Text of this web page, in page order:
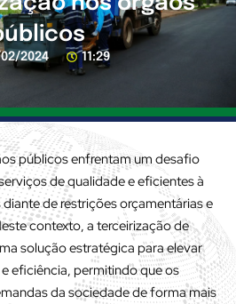
2024 11:29
públicos enfrentam um desafio
de qualidade e eficientes à
de restrições orçamentárias e
contexto, a terceirização de
solução estratégica para elevar
eficiência, permitindo que os
da sociedade de forma mais